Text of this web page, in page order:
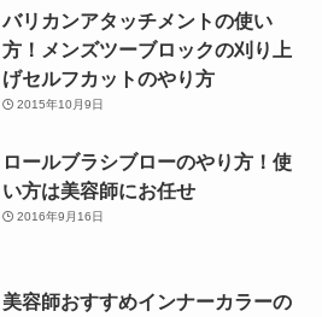
バリカンアタッチメントの使い
方！メンズツーブロックの刈り上
げセルフカットのやり方
2015年10月9日
ロールブラシブローのやり方！使
い方は美容師にお任せ
2016年9月16日
美容師おすすめインナーカラーの